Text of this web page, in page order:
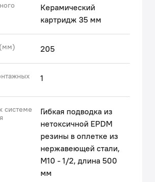
Керамический
картридж 35 мм
205
1
системе
Гибкая подводка из
нетоксичной EPDM
резины в оплетке из
нержавеющей стали,
М10 - 1/2, длина 500
мм